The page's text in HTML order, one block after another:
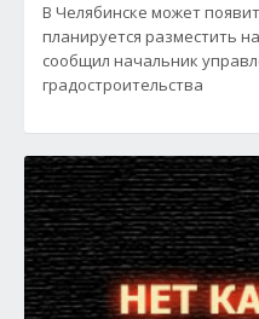
В Челябинске может
планируется разместить
сообщил начальник
градостроительства